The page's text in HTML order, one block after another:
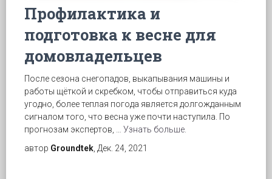
Профилактика и
подготовка к весне для
домовладельцев
После сезона снегопадов, выкапывания машины и
работы щёткой и скребком, чтобы отправиться куда
угодно, более теплая погода является долгожданным
сигналом того, что весна уже почти наступила. По
прогнозам экспертов, … Узнать больше.
автор Groundtek , Дек. 24, 2021